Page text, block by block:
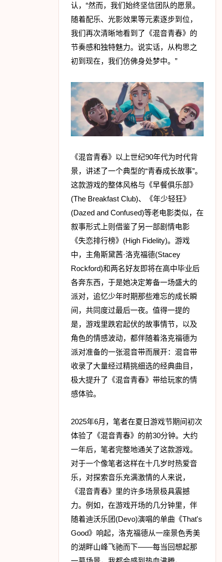
认，“然而，我们始终坚信团队的愿景。
随着配乐、光影效果等元素逐步到位，
我们再次清晰地看到了《混音青春》的
节奏感和独特魅力。说实话，从构思之
初到现在，我们仿佛身处梦中。”
《混音青春》以上世纪90年代为时代背
景，讲述了一个典型的“青春成长故事”。
这款游戏的整体风格与《早餐俱乐部》
(The Breakfast Club)、《年少轻狂》
(Dazed and Confused)等老电影类似，在
叙事形式上则借鉴了另一部剧情电影
《失恋排行榜》(High Fidelity)。游戏
中，主角斯黛茜·洛克福德(Stacey
Rockford)和两名好友即将在高中毕业后
各奔东西，于是她决定筹备一场盛大的
派对，追忆少年时期那些难忘的成长瞬
间，共同度过最后一夜。值得一提的
是，游戏里跌宕起伏的故事情节，以及
角色的情感波动，都伴随着洛克福德为
派对准备的一张混音带而展开：混音带
收录了大量经过精挑细选的经典曲目，
极大提升了《混音青春》带给玩家的情
感体验。
2025年6月，笔者在夏日游戏节期间初次
体验了《混音青春》的前30分钟。大约
一年后，笔者完整地通关了这款游戏。
对于一个像笔者这样在十几岁时热爱音
乐，对探索音乐充满激情的人来说，
《混音青春》里的许多场景极具震撼
力。例如，在游戏开场的几分钟里，伴
随着迪沃乐团(Devo)演唱的单曲《That's
Good》响起，洛克福德从一座景色秀美
的湖畔山峰飞驰而下——每当回想起那